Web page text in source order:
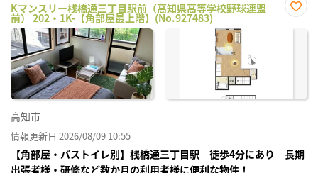
Kマンスリー桟橋通三丁目駅前（高知県高等学校野球連盟
前） 202・1K-【角部屋最上階】(No.927483)
に入
高知市
情報更新日 2026/08/09 10:55
【角部屋・バストイレ別】桟橋通三丁目駅 徒歩4分にあり 長期
出張者様・研修など数か月の利用者様に便利な物件！